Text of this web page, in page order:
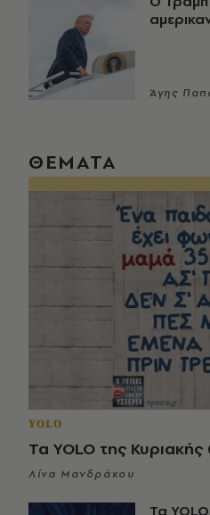
Άγης
ΘΕΜΑΤΑ
YOLO
Τα YOLO της
Λίνα Μανδράκου